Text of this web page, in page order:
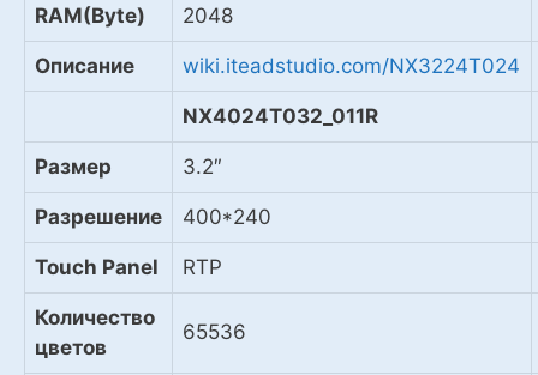
RAM(Byte) 2048
Описание wiki.iteadstudio.com/NX3224T024
NX4024T032_011R
Размер 3.2″
Разрешение 400*240
Touch Panel RTP
Количество
цветов
65536